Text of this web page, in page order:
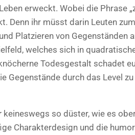
erweckt. Wobei die Phrase
Denn ihr müsst darin Leuten
Platzieren von Gegenständen
welches sich in
Todesgestalt schadet
Gegenstände durch das Level
keineswegs so düster, wie es
Charakterdesign und die